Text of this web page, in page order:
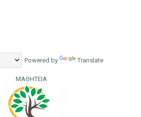
Powered by Translate
ΜΑΘΗΤΕΙΑ